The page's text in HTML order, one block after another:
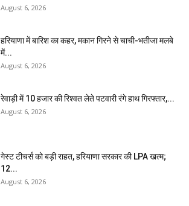
August 6, 2026
हरियाणा में बारिश का कहर, मकान गिरने से चाची-भतीजा मलबे
में...
August 6, 2026
रेवाड़ी में 10 हजार की रिश्वत लेते पटवारी रंगे हाथ गिरफ्तार,...
August 6, 2026
गेस्ट टीचर्स को बड़ी राहत, हरियाणा सरकार की LPA खत्म;
12...
August 6, 2026